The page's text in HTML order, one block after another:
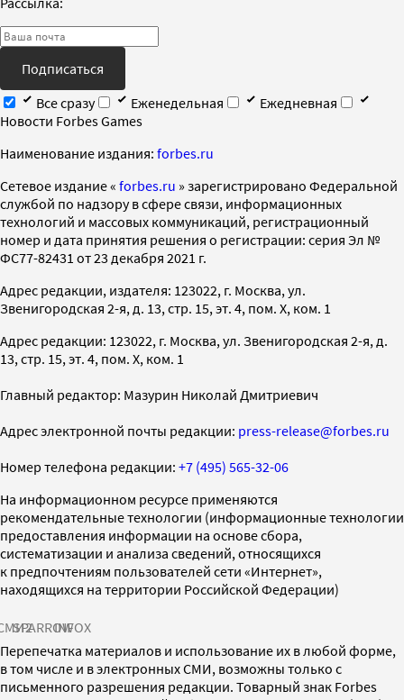
Подписаться
Все сразу
Еженедельная
Ежедневная
Новости Forbes Games
Наименование издания: forbes.ru
Cетевое издание « forbes.ru » зарегистрировано Федеральной
службой по надзору в сфере связи, информационных
технологий и массовых коммуникаций, регистрационный
номер и дата принятия решения о регистрации: серия Эл №
ФС77-82431 от 23 декабря 2021 г.
Адрес редакции, издателя: 123022, г. Москва, ул.
Звенигородская 2-я, д. 13, стр. 15, эт. 4, пом. X, ком. 1
Адрес редакции: 123022, г. Москва, ул. Звенигородская 2-я, д.
13, стр. 15, эт. 4, пом. X, ком. 1
Главный редактор: Мазурин Николай Дмитриевич
Адрес электронной почты редакции: press-release@forbes.ru
Номер телефона редакции: +7 (495) 565-32-06
На информационном ресурсе применяются
рекомендательные технологии (информационные технологии
предоставления информации на основе сбора,
систематизации и анализа сведений, относящихся
к предпочтениям пользователей сети «Интернет»,
находящихся на территории Российской Федерации)
SPARROWINFOX
Перепечатка материалов и использование их в любой форме,
в том числе и в электронных СМИ, возможны только с
письменного разрешения редакции. Товарный знак Forbes